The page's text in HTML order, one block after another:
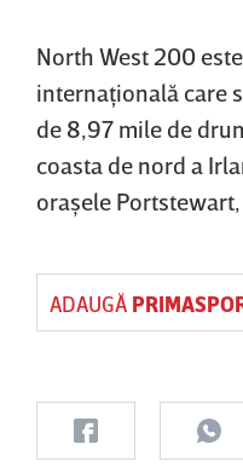
North West 200
internaţională care
de 8,97 mile de
coasta de nord a
oraşele
ADAUGĂ